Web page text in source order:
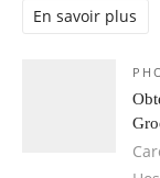
En savoir plus